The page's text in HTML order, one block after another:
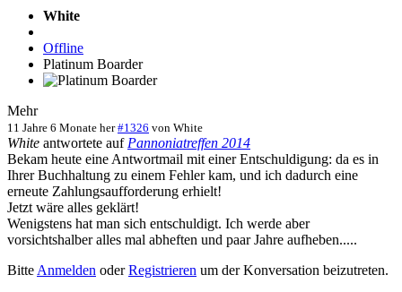
White
Offline
Platinum Boarder
Mehr
11 Jahre 6 Monate her #1326 von White
White antwortete auf Pannoniatreffen 2014
Bekam heute eine Antwortmail mit einer Entschuldigung: da es in
Ihrer Buchhaltung zu einem Fehler kam, und ich dadurch eine
erneute Zahlungsaufforderung erhielt!
Jetzt wäre alles geklärt!
Wenigstens hat man sich entschuldigt. Ich werde aber
vorsichtshalber alles mal abheften und paar Jahre aufheben.....
Bitte Anmelden oderRegistrieren um der Konversation beizutreten.